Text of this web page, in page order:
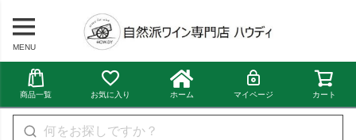
MENU
商品一覧 お気に入り ホーム マイページ カート